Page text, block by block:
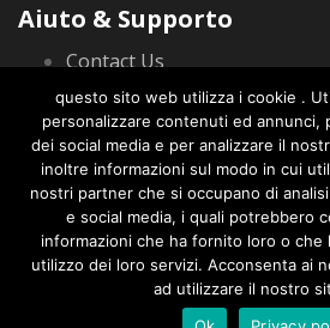
Aiuto & Supporto
Contact Us
Privacy Policy
© 2020 CorusWeb Tutti i diritti
questo sito web utilizza i cookie .
personalizzare contenuti ed annunci,
dei social media e per analizzare il
inoltre informazioni sul modo in cui
nostri partner che si occupano di
e social media, i quali potrebbero
informazioni che ha fornito loro o che
utilizzo dei loro servizi. Acconsenta ai
ad utilizzare il nostro